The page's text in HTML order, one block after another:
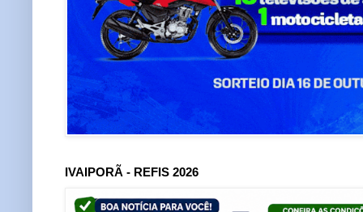
IVAIPORÃ - REFIS 2026